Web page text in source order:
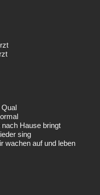
Qual
Hause bringt
sing
wachen auf und leben